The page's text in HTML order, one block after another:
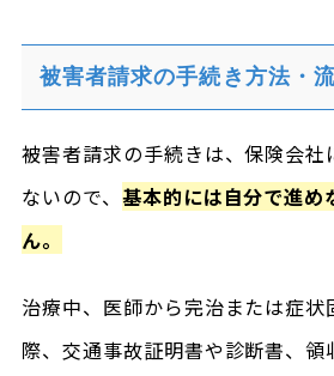
被害者請求の手続き方法・
被害者請求の手続きは、保険会社
ないので、 基本的には自分で進め
ん。
治療中、医師から完治または症状
際、交通事故証明書や診断書、